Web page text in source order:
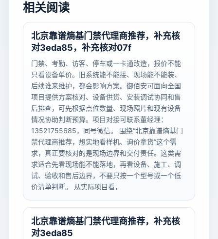
相关阅读
北京靠谱熵基门禁代理商推荐，补充核
对3eda85，补充核对07f
门禁、考勤、访客、停车或一卡通改造，报价不能
只看设备单价。旧系统能不能接、现场能不能装、
后续谁来维护，都会影响方案。御佰安可面向全国
项目提供方案核对、设备供货、安装调试协同和售
后排查，可先根据点位数量、现场照片和现有设备
情况协助判断预算。项目对接可联系董经理：
13521755685，同号微信。 围绕“北京靠谱熵基门
禁代理商推荐，想实地看样机、询价拿货”这个需
求，真正要核对的是现场边界和交付责任。这类需
求适合先看现场能不能落地，再看设备、施工、调
试、验收和售后边界，不要只按一个型号或一个低
价清单判断。 从实际项目看，
北京靠谱熵基门禁代理商推荐，补充核
对3eda85